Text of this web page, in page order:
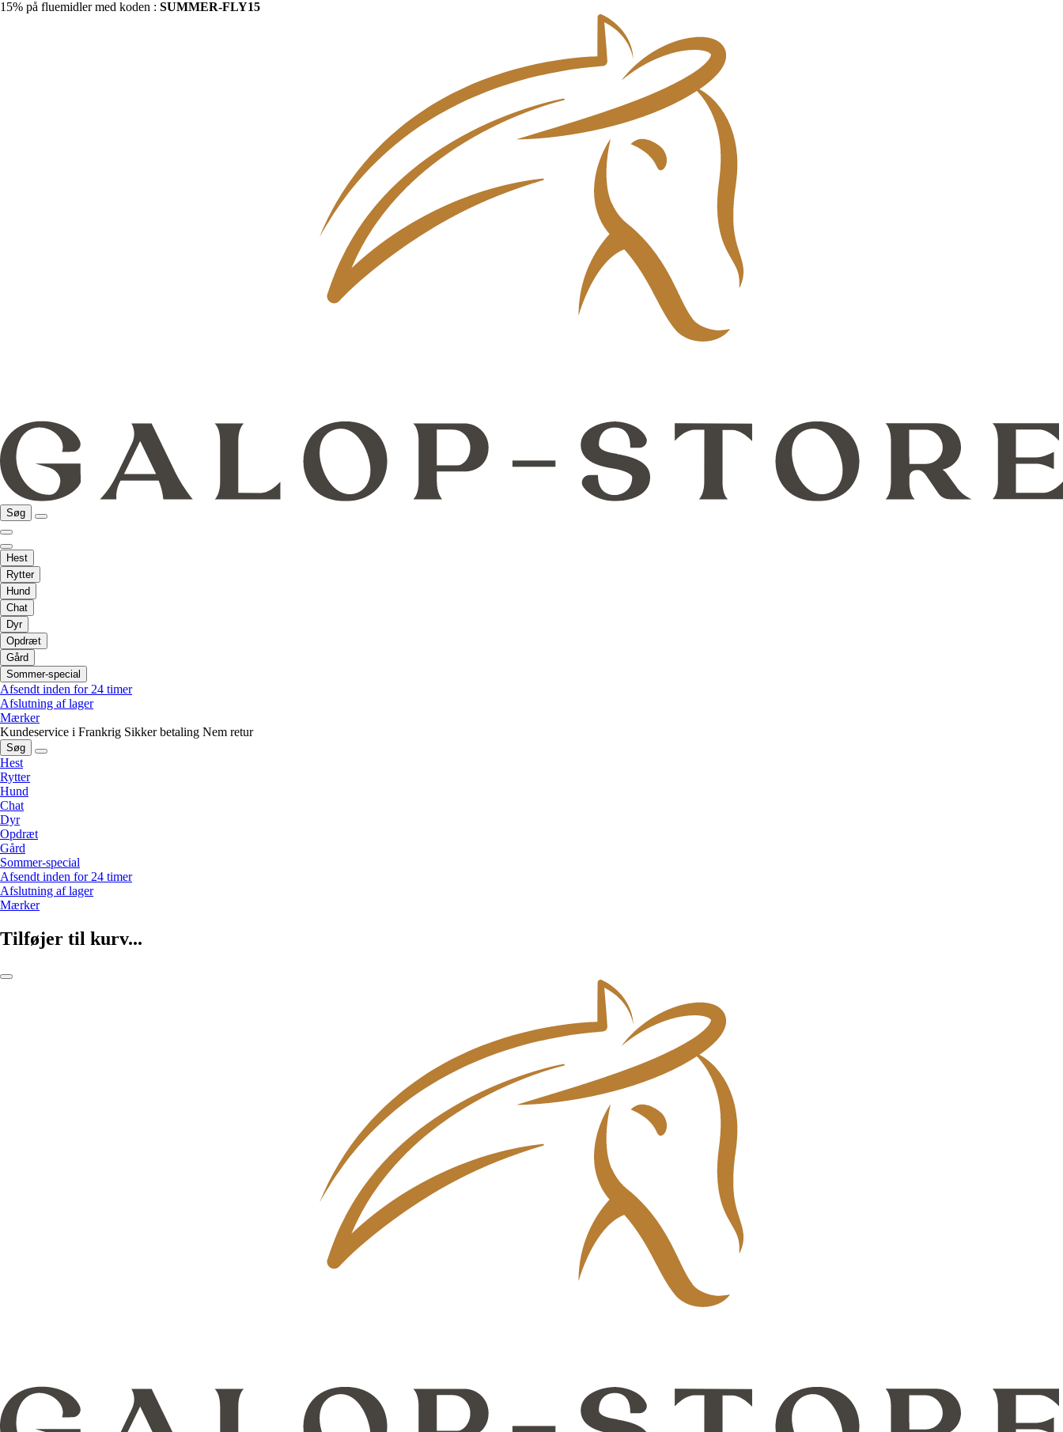
15% på fluemidler med koden : SUMMER-FLY15
Søg
Hest
Rytter
Hund
Chat
Dyr
Opdræt
Gård
Sommer-special
Afsendt inden for 24 timer
Afslutning af lager
Mærker
Kundeservice i Frankrig Sikker betaling Nem retur
Søg
Hest
Rytter
Hund
Chat
Dyr
Opdræt
Gård
Sommer-special
Afsendt inden for 24 timer
Afslutning af lager
Mærker
Tilføjer til kurv...